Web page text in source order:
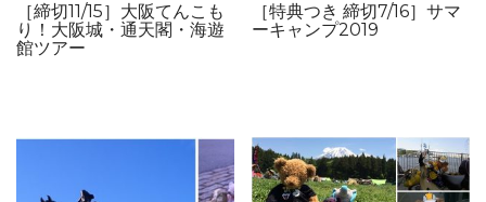
［締切11/15］大阪てんこも
り！大阪城・通天閣・海遊
館ツアー
［特典つき 締切7/16］サマ
ーキャンプ2019